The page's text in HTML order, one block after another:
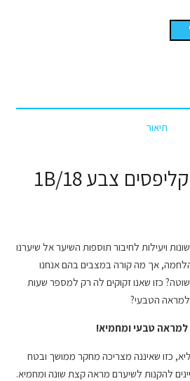
תיאור
ויעילות לחיבור תוספות השיער אל שיערנו
אך מה קורה במצבים בהם אנחנו
כזו שאנו זקוקים לה רק למספר שעות
למראה הטבעי?
למראה טבעי ומחמיא!
כזו שאיננה מצריכה מחקר ממושך ובטח
להקנות לשיערם מראה קצת שונה ומחמיא.